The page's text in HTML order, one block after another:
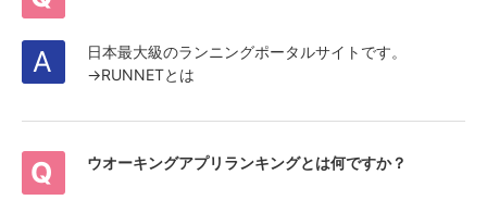
日本最大級のランニングポータルサイトです。
→RUNNETとは
ウオーキングアプリランキングとは何ですか？